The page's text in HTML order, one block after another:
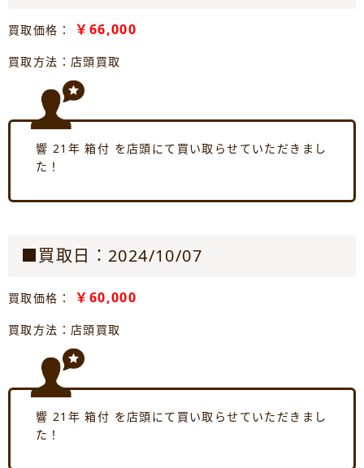
買取価格： ￥66,000
買取方法：店頭買取
響 21年 箱付 を店頭にて買い取らせていただきまし
た！
■買取日：2024/10/07
買取価格： ￥60,000
買取方法：店頭買取
響 21年 箱付 を店頭にて買い取らせていただきまし
た！